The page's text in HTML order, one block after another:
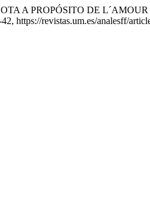
A PROPÓSITO DE
https://revistas.um.es/analesff/